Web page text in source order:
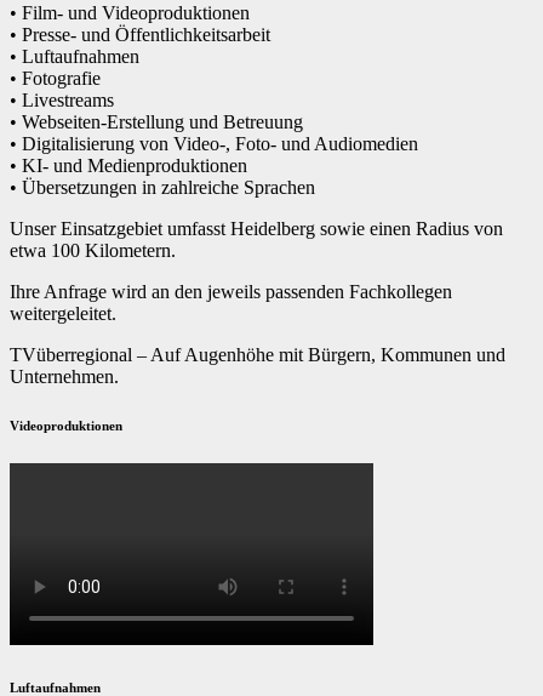
• Film- und Videoproduktionen
• Presse- und Öffentlichkeitsarbeit
• Luftaufnahmen
• Fotografie
• Livestreams
• Webseiten-Erstellung und Betreuung
• Digitalisierung von Video-, Foto- und Audiomedien
• KI- und Medienproduktionen
• Übersetzungen in zahlreiche Sprachen
Unser Einsatzgebiet umfasst Heidelberg sowie einen Radius von
etwa 100 Kilometern.
Ihre Anfrage wird an den jeweils passenden Fachkollegen
weitergeleitet.
TVüberregional – Auf Augenhöhe mit Bürgern, Kommunen und
Unternehmen.
Videoproduktionen
Luftaufnahmen